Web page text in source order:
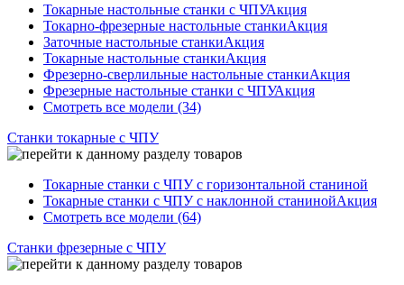
Токарные настольные станки с ЧПУАкция
Токарно-фрезерные настольные станкиАкция
Заточные настольные станкиАкция
Токарные настольные станкиАкция
Фрезерно-сверлильные настольные станкиАкция
Фрезерные настольные станки с ЧПУАкция
Смотреть все модели (34)
Станки токарные с ЧПУ
Токарные станки с ЧПУ с горизонтальной станиной
Токарные станки с ЧПУ с наклонной станинойАкция
Смотреть все модели (64)
Станки фрезерные с ЧПУ